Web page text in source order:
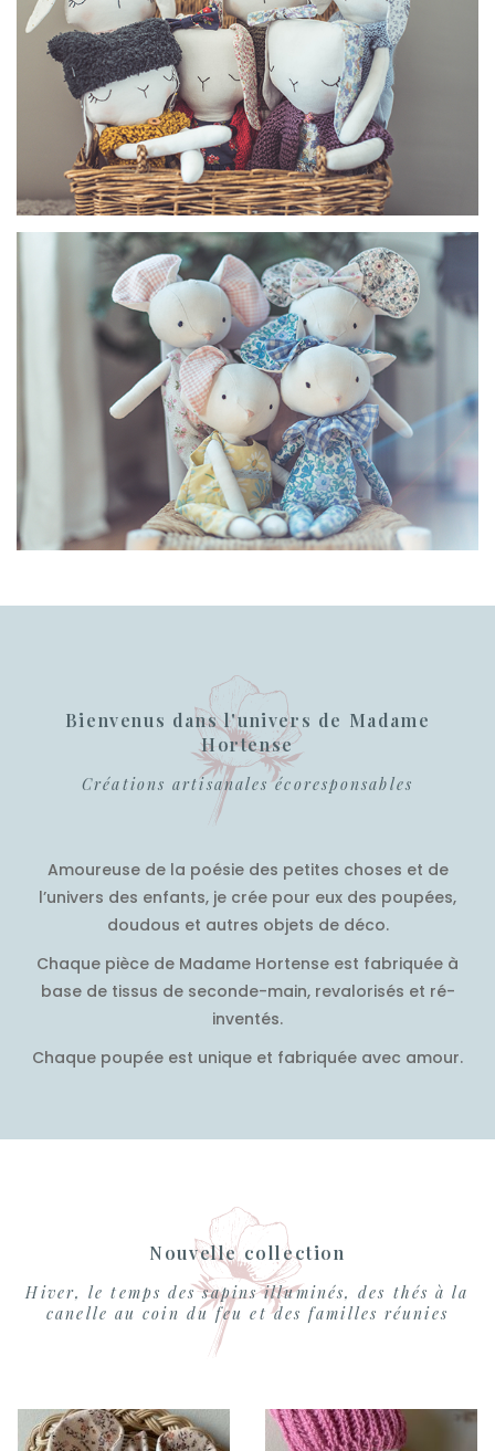
Bienvenus dans l'univers de Madame
Hortense
Créations artisanales écoresponsables
Amoureuse de la poésie des petites choses et de
l’univers des enfants, je crée pour eux des poupées,
doudous et autres objets de déco.
Chaque pièce de Madame Hortense est fabriquée à
base de tissus de seconde-main, revalorisés et ré-
inventés.
Chaque poupée est unique et fabriquée avec amour.
Nouvelle collection
Hiver, le temps des sapins illuminés, des thés à la
canelle au coin du feu et des familles réunies